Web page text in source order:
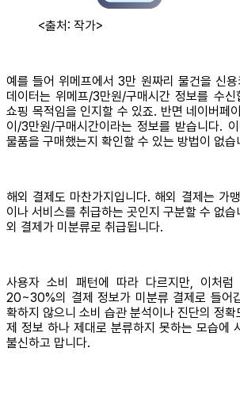
<출처: 작가>
예를 들어 위메프에서 3만 원짜리 물건을 신용
데이터는 위메프/3만원/구매시간 정보를 수신
쇼핑 목적임을 인지할 수 있죠. 반면 네이버페
이/3만원/구매시간이라는 정보를 받습니다.
물품을 구매했는지 확인할 수 있는 방법이 없습
해외 결제도 마찬가지입니다. 해외 결제는 가
이나 서비스를 취급하는 곳인지 구분할 수 없
외 결제가 미분류로 취급됩니다.
사용자 소비 패턴에 따라 다르지만, 이처
20~30%의 결제 정보가 미분류 결제로 들어
확하지 않으니 소비 습관 분석이나 진단의 정
제 정보 하나 제대로 분류하지 못하는 모습에
불신하고 맙니다.